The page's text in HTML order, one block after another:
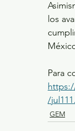
los
Para
/
GEM